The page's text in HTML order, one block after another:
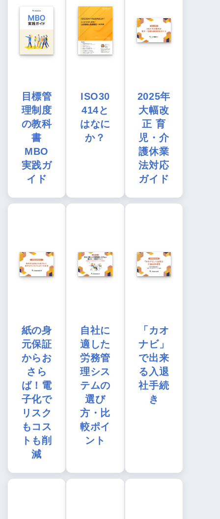
目標管
理制度
の教科
書
MBO
実践ガ
イド
ISO30
414と
はなに
か？
2025年
大幅改
正 育
児・介
護休業
法対応
ガイド
紙の身
元保証
からお
さら
ば！電
子化で
リスク
もコス
トも削
減
自社に
適した
労務管
理シス
テムの
選び
方・比
較ポイ
ント
「カオ
ナビ」
で出来
る入退
社手続
き